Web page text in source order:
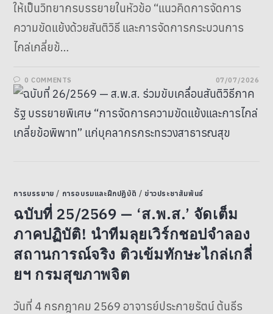
ให้เป็นวิทยากรบรรยายในหัวข้อ “แนวคิดการจัดการ
ความขัดแย้งด้วยสันติวิธี และการจัดการกระบวนการ
ไกล่เกลี่ยข้…
0 COMMENTS 07/07/2026
การบรรยาย / การอบรมและฝึกปฏิบัติ / ข่าวประชาสัมพันธ์
ฉบับที่ 25/2569 — ‘ส.พ.ส.’ จัดเต็ม
ภาคปฏิบัติ! นำทีมลุยเวิร์กชอปจำลอง
สถานการณ์จริง ติวเข้มทักษะไกล่เกลี่
ยฯ กรมสุขภาพจิต
วันที่ 4 กรกฎาคม 2569 อาจารย์ประกายรัตน์ ต้นธีร